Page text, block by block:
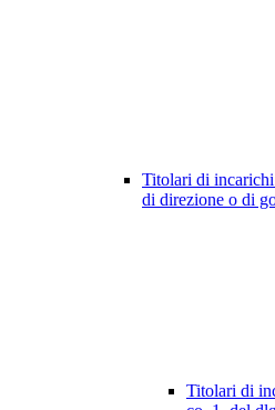
Titolari di
di direzione o di
Titolari di